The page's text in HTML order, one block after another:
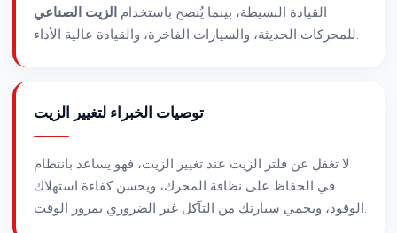
القيادة البسيطة، بينما يُنصح باستخدام الزيت الصناعي
للمحركات الحديثة، والسيارات الفاخرة، والقيادة عالية الأداء.
توصيات الخبراء لتغيير الزيت
لا تغفل عن فلتر الزيت عند تغيير الزيت، فهو يساعد بانتظام
في الحفاظ على نظافة المحرك، ويحسن كفاءة استهلاك
الوقود، ويحمي سيارتك من التآكل غير الضروري بمرور الوقت.